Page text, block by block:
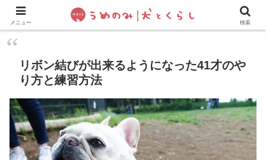
犬の手作りご飯 フレブル飼い方・しつけ ペットグッズ&
リボン結びが出来るようになった41才のや
り方と練習方法
メニュー 検索